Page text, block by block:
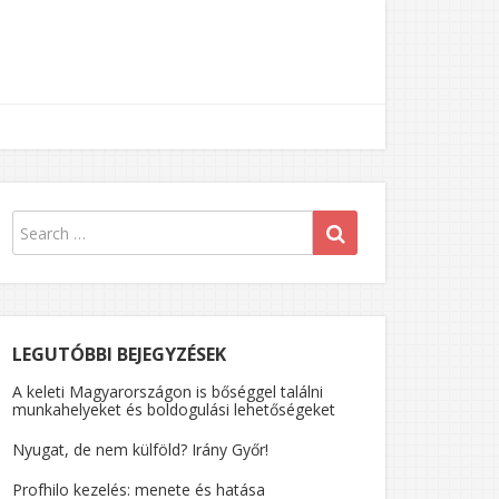
LEGUTÓBBI BEJEGYZÉSEK
A keleti Magyarországon is bőséggel találni
munkahelyeket és boldogulási lehetőségeket
Nyugat, de nem külföld? Irány Győr!
Profhilo kezelés: menete és hatása